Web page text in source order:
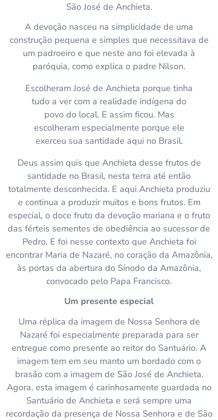
São José de Anchieta.
A devoção nasceu na simplicidade de uma
construção pequena e simples que necessitava de
um padroeiro e que neste ano foi elevada à
paróquia, como explica o padre Nilson.
Escolheram José de Anchieta porque tinha
tudo a ver com a realidade indígena do
povo do local. E assim ficou. Mas
escolheram especialmente porque ele
exerceu sua santidade aqui no Brasil.
Deus assim quis que Anchieta desse frutos de
santidade no Brasil, nesta terra até então
totalmente desconhecida. E aqui Anchieta produziu
e continua a produzir muitos e bons frutos. Em
especial, o doce fruto da devoção mariana e o fruto
das férteis sementes de obediência ao sucessor de
Pedro. E foi nesse contexto que Anchieta foi
encontrar Maria de Nazaré, no coração da Amazônia,
às portas da abertura do Sínodo da Amazônia,
convocado pelo Papa Francisco.
Um presente especial
Uma réplica da imagem de Nossa Senhora de
Nazaré foi especialmente preparada para ser
entregue como presente ao reitor do Santuário. A
imagem tem em seu manto um bordado com o
brasão com a imagem de São José de Anchieta.
Agora, esta imagem é carinhosamente guardada no
Santuário de Anchieta e será sempre uma
recordação da presença de Nossa Senhora e de São